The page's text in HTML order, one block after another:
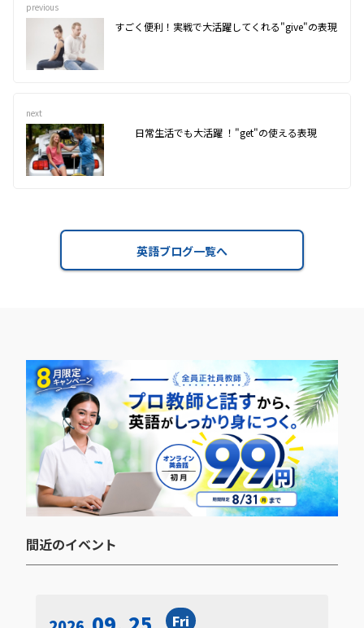
previous
すごく便利！実戦で大活躍してくれる"give"の表現
next
日常生活でも大活躍 ！"get"の使える表現
英語ブログ一覧へ
間近のイベント​
Fri